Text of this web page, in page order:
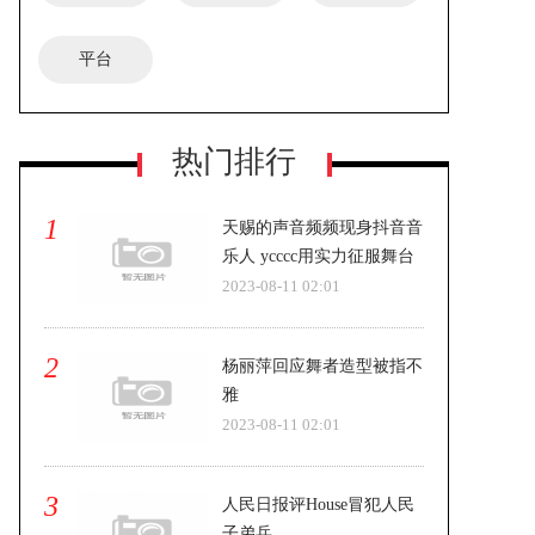
平台
热门排行
1
天赐的声音频频现身抖音音
乐人 ycccc用实力征服舞台
2023-08-11 02:01
2
杨丽萍回应舞者造型被指不
雅
2023-08-11 02:01
3
人民日报评House冒犯人民